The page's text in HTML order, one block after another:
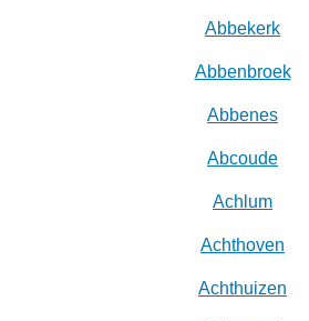
Abbekerk
Abbenbroek
Abbenes
Abcoude
Achlum
Achthoven
Achthuizen